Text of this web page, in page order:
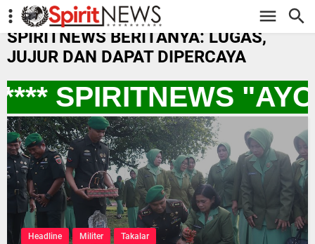
-->
SPIRITNEWS BERITANYA: LUGAS,
JUJUR DAN DAPAT DIPERCAYA
SPIRITNEWS "AYO
Headline Militer Takalar